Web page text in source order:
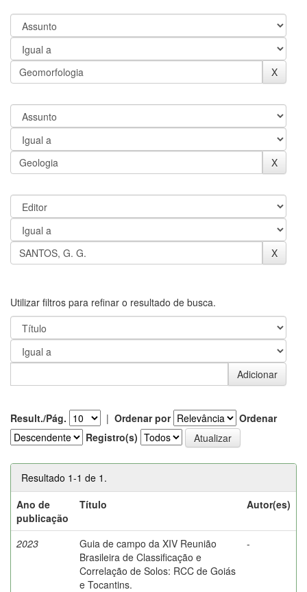
Utilizar filtros para refinar o resultado de busca.
Result./Pág. | Ordenar por
Ordenar
Registro(s)
Resultado 1-1 de 1.
Ano de
publicação
Título Autor(es)
2023
Guia de campo da XIV Reunião
Brasileira de Classificação e
Correlação de Solos: RCC de Goiás
e Tocantins.
-